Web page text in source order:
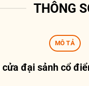
THÔNG
MÔ TẢ
cửa đại sảnh cổ